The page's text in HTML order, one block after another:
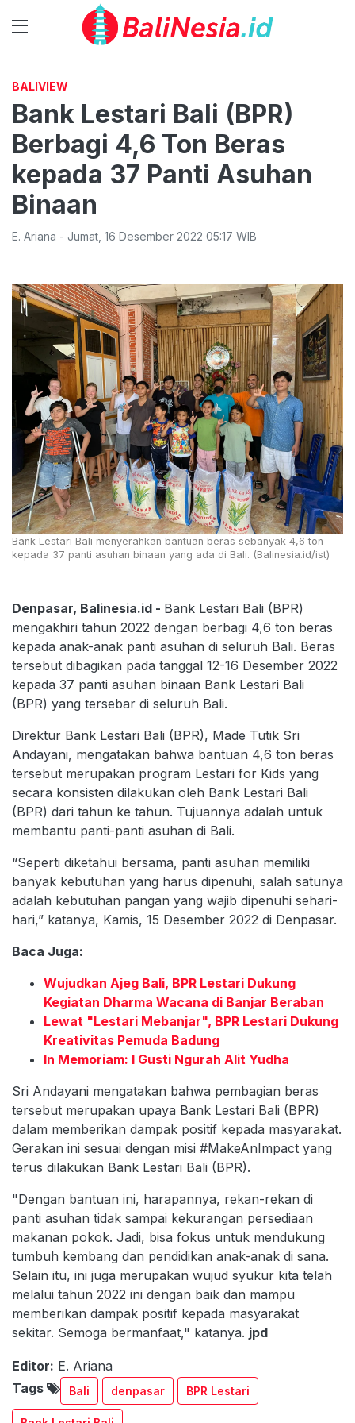
BALIVIEW
Bank Lestari Bali (BPR)
Berbagi 4,6 Ton Beras
kepada 37 Panti Asuhan
Binaan
E. Ariana - Jumat 16 Desember 2022 05:17 WIB
Bank Lestari Bali menyerahkan bantuan beras sebanyak 4,6 ton
kepada 37 panti asuhan binaan yang ada di Bali. (Balinesia.id/ist)
Denpasar, Balinesia.id - Bank Lestari Bali (BPR)
mengakhiri tahun 2022 dengan berbagi 4,6 ton beras
kepada anak-anak panti asuhan di seluruh Bali. Beras
tersebut dibagikan pada tanggal 12-16 Desember 2022
kepada 37 panti asuhan binaan Bank Lestari Bali
(BPR) yang tersebar di seluruh Bali.
Direktur Bank Lestari Bali (BPR), Made Tutik Sri
Andayani, mengatakan bahwa bantuan 4,6 ton beras
tersebut merupakan program Lestari for Kids yang
secara konsisten dilakukan oleh Bank Lestari Bali
(BPR) dari tahun ke tahun. Tujuannya adalah untuk
membantu panti-panti asuhan di Bali.
“Seperti diketahui bersama, panti asuhan memiliki
banyak kebutuhan yang harus dipenuhi, salah satunya
adalah kebutuhan pangan yang wajib dipenuhi sehari-
hari,” katanya, Kamis, 15 Desember 2022 di Denpasar.
Baca Juga:
Wujudkan Ajeg Bali, BPR Lestari Dukung
Kegiatan Dharma Wacana di Banjar Beraban
Lewat "Lestari Mebanjar", BPR Lestari Dukung
Kreativitas Pemuda Badung
In Memoriam: I Gusti Ngurah Alit Yudha
Sri Andayani mengatakan bahwa pembagian beras
tersebut merupakan upaya Bank Lestari Bali (BPR)
dalam memberikan dampak positif kepada masyarakat.
Gerakan ini sesuai dengan misi #MakeAnImpact yang
terus dilakukan Bank Lestari Bali (BPR).
"Dengan bantuan ini, harapannya, rekan-rekan di
panti asuhan tidak sampai kekurangan persediaan
makanan pokok. Jadi, bisa fokus untuk mendukung
tumbuh kembang dan pendidikan anak-anak di sana.
Selain itu, ini juga merupakan wujud syukur kita telah
melalui tahun 2022 ini dengan baik dan mampu
memberikan dampak positif kepada masyarakat
sekitar. Semoga bermanfaat," katanya. jpd
Editor: E. Ariana
Tags
Bali denpasar BPR Lestari